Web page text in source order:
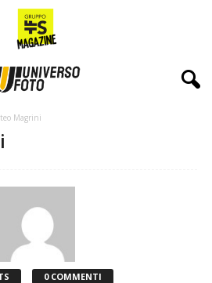
Magrini
0 COMMENTI